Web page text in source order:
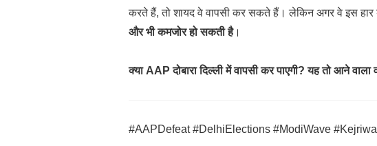
करते हैं, तो शायद वे वापसी कर सकते हैं। लेकिन अगर वे इस
और भी कमजोर हो सकती है।
क्या AAP दोबारा दिल्ली में वापसी कर पाएगी? यह तो आने वाला
#AAPDefeat #DelhiElections #ModiWave